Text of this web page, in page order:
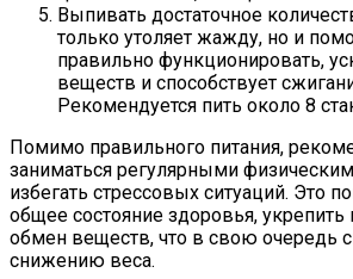
Выпивать достаточное
только утоляет жажду, но и
правильно функционировать,
веществ и способствует
Рекомендуется пить около 8
Помимо правильного питания,
заниматься регулярными
избегать стрессовых ситуаций. Это
общее состояние здоровья,
обмен веществ, что в свою очередь
снижению веса.